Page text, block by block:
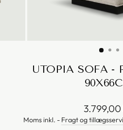
UTOPIA SOFA -
Vejl.
pris
Moms inkl. - Fragt og